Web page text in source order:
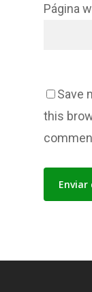
Página
Save
this